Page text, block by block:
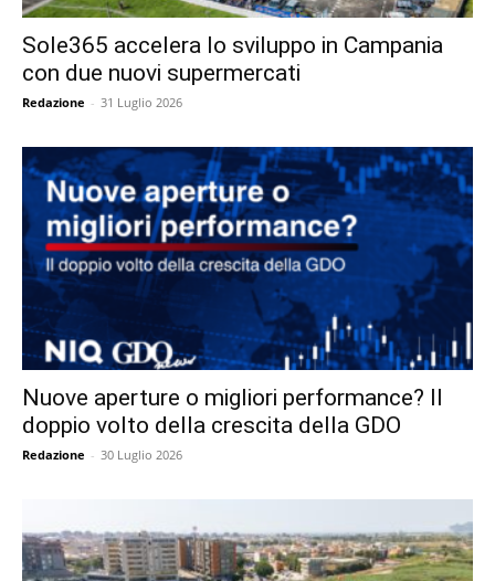
Sole365 accelera lo sviluppo in Campania
con due nuovi supermercati
Redazione - 31 Luglio 2026
Nuove aperture o migliori performance? Il
doppio volto della crescita della GDO
Redazione - 30 Luglio 2026